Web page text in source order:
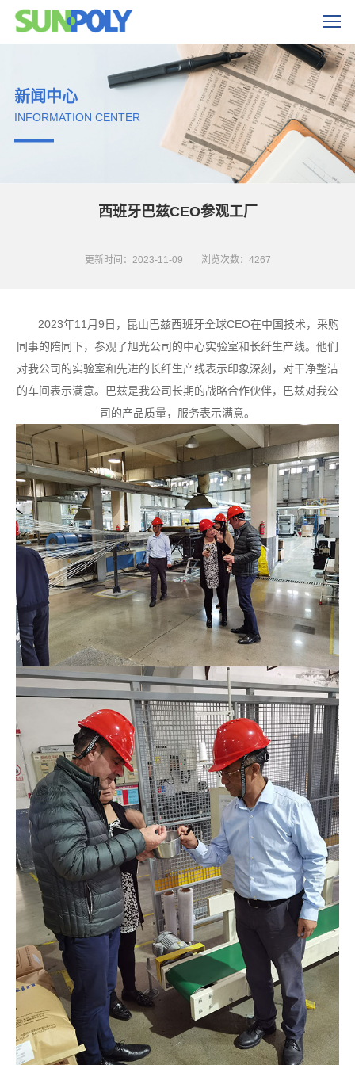
新闻中心
INFORMATION CENTER
西班牙巴兹CEO参观工厂
更新时间：2023-11-09 浏览次数：4267
2023年11月9日，昆山巴兹西班牙全球CEO在中国技术，采购
同事的陪同下，参观了旭光公司的中心实验室和长纤生产线。他们
对我公司的实验室和先进的长纤生产线表示印象深刻，对干净整洁
的车间表示满意。巴兹是我公司长期的战略合作伙伴，巴兹对我公
司的产品质量，服务表示满意。